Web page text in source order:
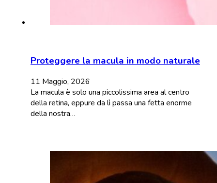
Proteggere la macula in modo naturale
11 Maggio, 2026
La macula è solo una piccolissima area al centro
della retina, eppure da lì passa una fetta enorme
della nostra…